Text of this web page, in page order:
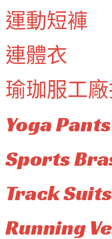
運動短褲
連體衣
瑜珈服工
Yoga Pants
Sports
Track Suits
Running